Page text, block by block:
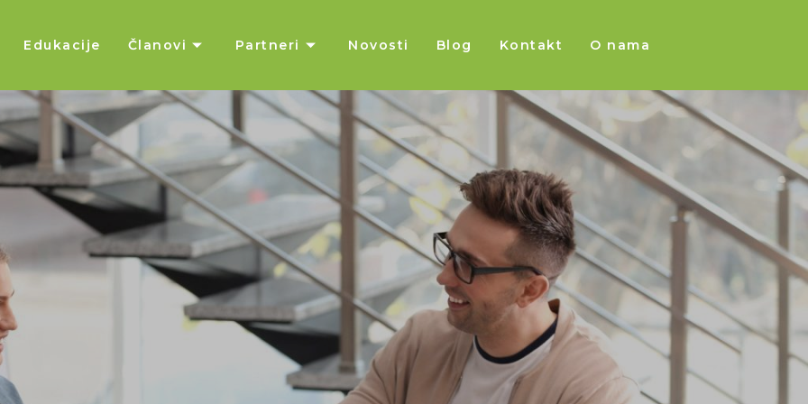
Edukacije Članovi Partneri Novosti Blog Kontakt O nama